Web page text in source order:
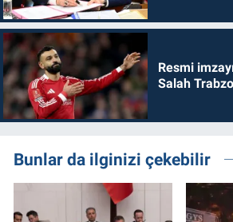
Resmi
Salah
Bunlar da ilginizi çekebilir